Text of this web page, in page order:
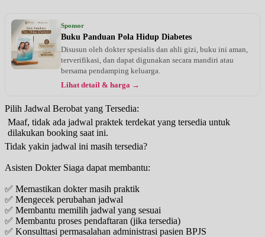
Sponsor
Buku Panduan Pola Hidup Diabetes
Disusun oleh dokter spesialis dan ahli gizi, buku ini aman,
terverifikasi, dan dapat digunakan secara mandiri atau
bersama pendamping keluarga.
Lihat detail & harga →
Pilih Jadwal Berobat yang Tersedia:
Maaf, tidak ada jadwal praktek terdekat yang tersedia untuk
dilakukan booking saat ini.
Tidak yakin jadwal ini masih tersedia?
Asisten Dokter Siaga dapat membantu:
✅ Memastikan dokter masih praktik
✅ Mengecek perubahan jadwal
✅ Membantu memilih jadwal yang sesuai
✅ Membantu proses pendaftaran (jika tersedia)
✅ Konsulttasi permasalahan administrasi pasien BPJS